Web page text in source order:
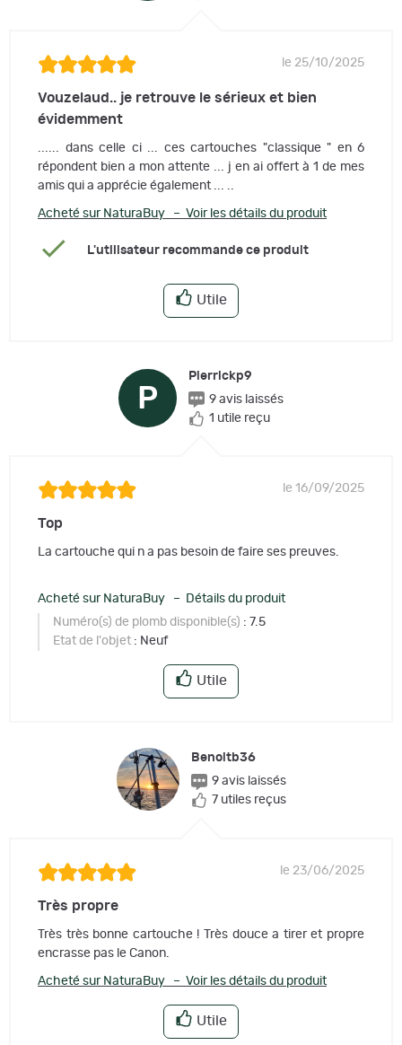
le 25/10/2025
Vouzelaud.. je retrouve le sérieux et bien
évidemment
...... dans celle ci ... ces cartouches "classique " en 6
répondent bien a mon attente ... j en ai offert à 1 de mes
amis qui a apprécie également ... ..
Acheté sur NaturaBuy – Voir les détails du produit
L'utilisateur recommande ce produit
Utile
P
Pierrickp9
9 avis laissés
1 utile reçu
le 16/09/2025
Top
La cartouche qui n a pas besoin de faire ses preuves.
Acheté sur NaturaBuy – Détails du produit
Numéro(s) de plomb disponible(s) : 7.5
Etat de l'objet : Neuf
Utile
Benoitb36
9 avis laissés
7 utiles reçus
le 23/06/2025
Très propre
Très très bonne cartouche ! Très douce a tirer et propre
encrasse pas le Canon.
Acheté sur NaturaBuy – Voir les détails du produit
Utile